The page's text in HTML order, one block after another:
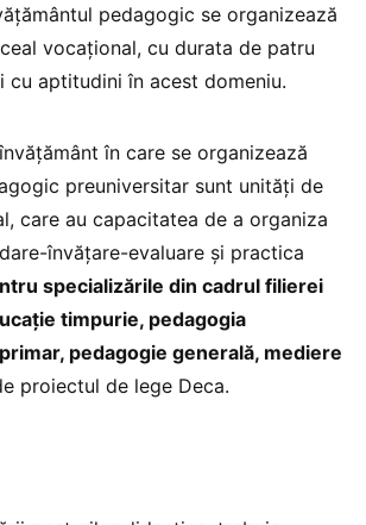
pedagogic se organizează
vocațional, cu durata de patru
cu aptitudini în acest domeniu.
în care se organizează
preuniversitar sunt unități de
care au capacitatea de a organiza
învățare-evaluare și practica
specializările din cadrul filierei
timpurie, pedagogia
pedagogie generală, mediere
proiectul de lege Deca.